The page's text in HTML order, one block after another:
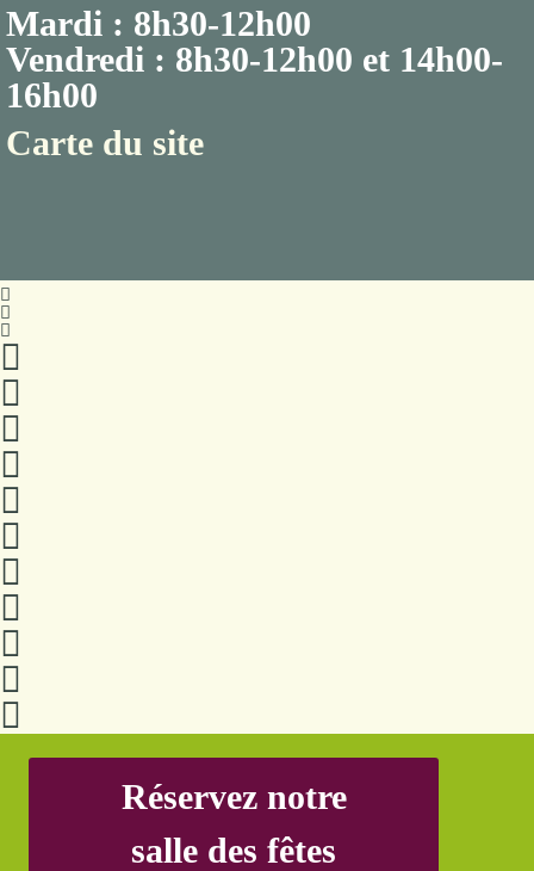
Mardi : 8h30-12h00
Vendredi : 8h30-12h00 et 14h00-
16h00
Carte du site
Réservez notre
salle des fêtes